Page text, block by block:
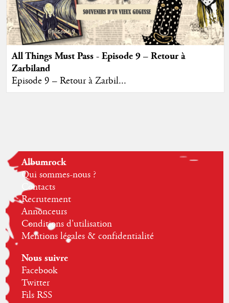
All Things Must Pass - Episode 9 – Retour à
Zarbiland
Episode 9 – Retour à Zarbil...
Albumrock
Qui sommes-nous ?
Contacts
Recrutement
Annonceurs
Conditions d'utilisation
Mentions légales & confidentialité
Nous suivre
Facebook
Twitter
Fils RSS